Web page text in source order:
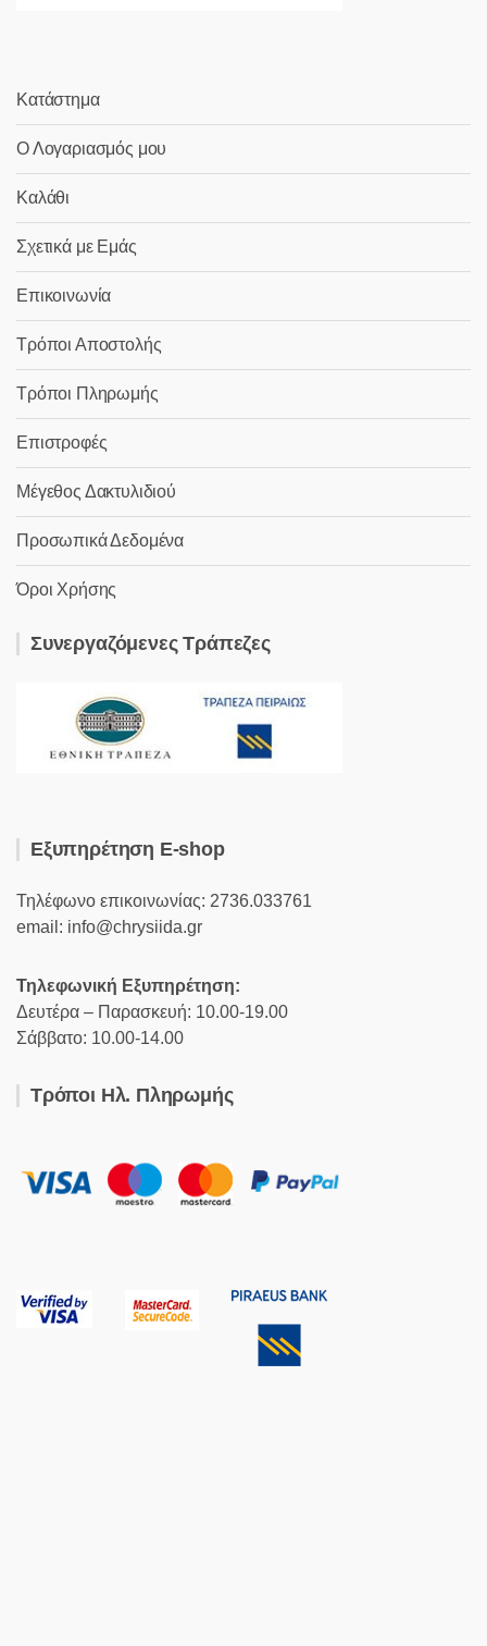
Κατάστημα
Ο Λογαριασμός μου
Καλάθι
Σχετικά με Εμάς
Επικοινωνία
Τρόποι Αποστολής
Τρόποι Πληρωμής
Επιστροφές
Μέγεθος Δακτυλιδιού
Προσωπικά Δεδομένα
Όροι Χρήσης
Συνεργαζόμενες Τράπεζες
Εξυπηρέτηση E-shop
Τηλέφωνο επικοινωνίας: 2736.033761
email: info@chrysiida.gr
Τηλεφωνική Εξυπηρέτηση:
Δευτέρα – Παρασκευή: 10.00-19.00
Σάββατο: 10.00-14.00
Τρόποι Ηλ. Πληρωμής